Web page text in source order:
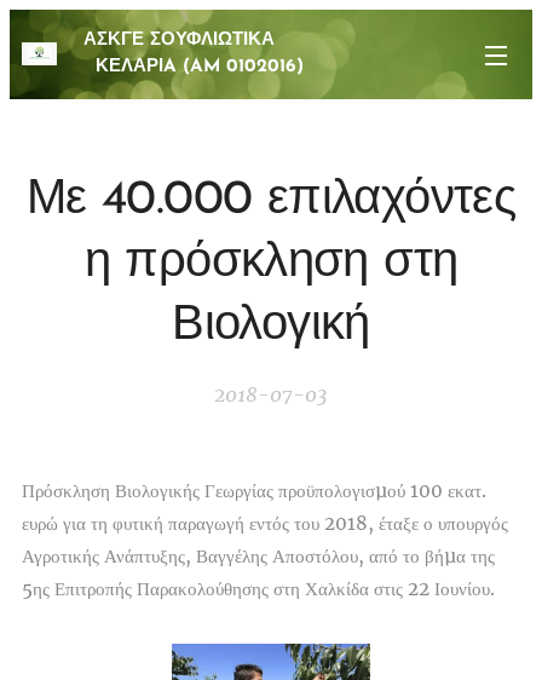
ΑΣΚΓΕ ΣΟΥΦΛΙΩΤΙΚΑ
ΚΕΛΑΡΙA (AM 0102016)
Με 40.000 επιλαχόντες
η πρόσκληση στη
Βιολογική
2018-07-03
Πρόσκληση Βιολογικής Γεωργίας προϋπολογισµού 100 εκατ.
ευρώ για τη φυτική παραγωγή εντός του 2018, έταξε ο υπουργός
Αγροτικής Ανάπτυξης, Βαγγέλης Αποστόλου, από το βήµα της
5ης Επιτροπής Παρακολούθησης στη Χαλκίδα στις 22 Ιουνίου.